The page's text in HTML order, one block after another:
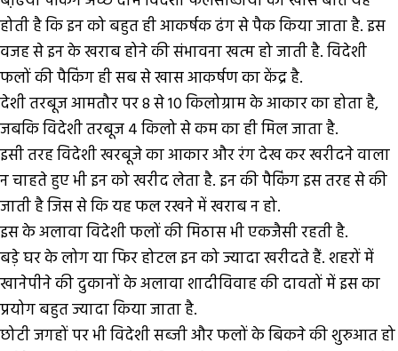
होती है कि इन को बहुत ही आकर्षक ढंग से पैक किया जाता है. इस
वजह से इन के खराब होने की संभावना खत्म हो जाती है. विदेशी
फलों की पैकिंग ही सब से खास आकर्षण का केंद्र है.
देशी तरबूज आमतौर पर 8 से 10 किलोग्राम के आकार का होता है,
जबकि विदेशी तरबूज 4 किलो से कम का ही मिल जाता है.
इसी तरह विदेशी खरबूजे का आकार और रंग देख कर खरीदने वाला
न चाहते हुए भी इन को खरीद लेता है. इन की पैकिंग इस तरह से की
जाती है जिस से कि यह फल रखने में खराब न हो.
इस के अलावा विदेशी फलों की मिठास भी एकजैसी रहती है.
बड़े घर के लोग या फिर होटल इन को ज्यादा खरीदते हैं. शहरों में
खानेपीने की दुकानों के अलावा शादीविवाह की दावतों में इस का
प्रयोग बहुत ज्यादा किया जाता है.
छोटी जगहों पर भी विदेशी सब्जी और फलों के बिकने की शुरुआत हो